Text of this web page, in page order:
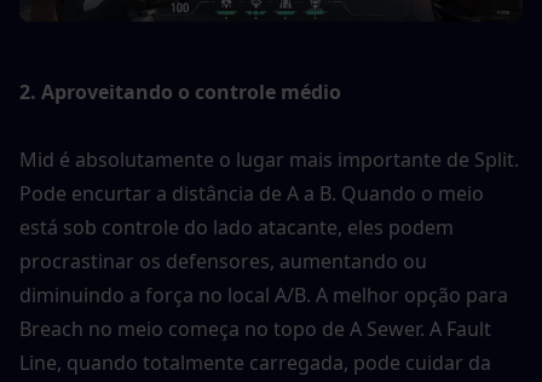
2. Aproveitando o controle médio
Mid é absolutamente o lugar mais importante de Split.
Pode encurtar a distância de A a B. Quando o meio
está sob controle do lado atacante, eles podem
procrastinar os defensores, aumentando ou
diminuindo a força no local A/B. A melhor opção para
Breach no meio começa no topo de A Sewer. A Fault
Line, quando totalmente carregada, pode cuidar da